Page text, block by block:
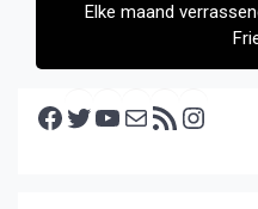
Elke maand
Facebook Twitter YouTube E-mail RSS feed